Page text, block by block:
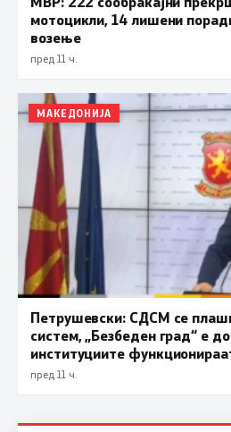
мотоцикли, 14 лишени
возење
пред 11 ч.
МАКЕДОНИЈА
Петрушевски: СДСМ се
систем, „Безбеден град“ е
институциите
пред 11 ч.